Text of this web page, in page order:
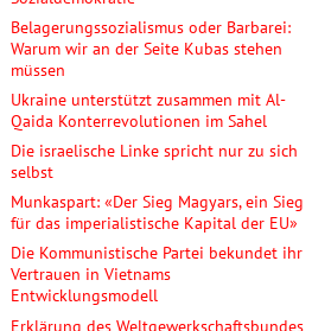
Belagerungssozialismus oder Barbarei:
Warum wir an der Seite Kubas stehen
müssen
Ukraine unterstützt zusammen mit Al-
Qaida Konterrevolutionen im Sahel
Die israelische Linke spricht nur zu sich
selbst
Munkaspart: «Der Sieg Magyars, ein Sieg
für das imperialistische Kapital der EU»
Die Kommunistische Partei bekundet ihr
Vertrauen in Vietnams
Entwicklungsmodell
Erklärung des Weltgewerkschaftsbundes